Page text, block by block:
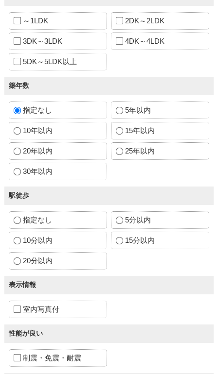
～1LDK 2DK～2LDK
3DK～3LDK 4DK～4LDK
5DK～5LDK以上
築年数
指定なし 5年以内
10年以内 15年以内
20年以内 25年以内
30年以内
駅徒歩
指定なし 5分以内
10分以内 15分以内
20分以内
表示情報
室内写真付
性能が良い
制震・免震・耐震